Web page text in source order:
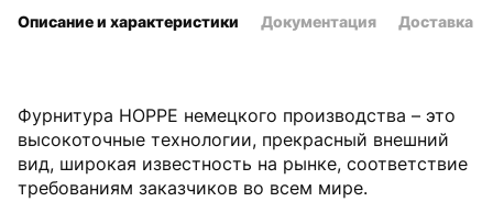
Фурнитура HOPPE немецкого производства – это
высокоточные технологии, прекрасный внешний
вид, широкая известность на рынке, соответствие
требованиям заказчиков во всем мире.
Описание и характеристики Документация Доставка и